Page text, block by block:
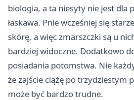
biologia, a ta niesyty nie jest dla
łaskawa. Pnie wcześniej się
skórę, a więc zmarszczki są u
bardziej widoczne. Dodatkowo
posiadania potomstwa. Nie
że zajście ciążę po trzydziestym
może być bardzo trudne.